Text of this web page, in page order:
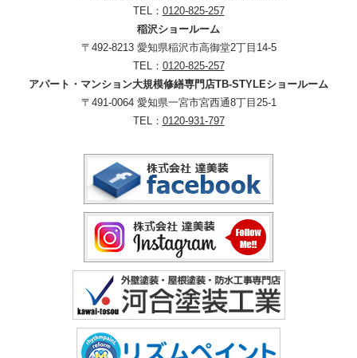
TEL： 0120-825-257
稲沢ショールーム
〒492-8213 愛知県稲沢市高御堂2丁目14-5
TEL： 0120-825-257
アパート・マンション大規模修繕専門店TB-STYLEショールーム
〒491-0064 愛知県一宮市宮西通8丁目25-1
TEL： 0120-931-797